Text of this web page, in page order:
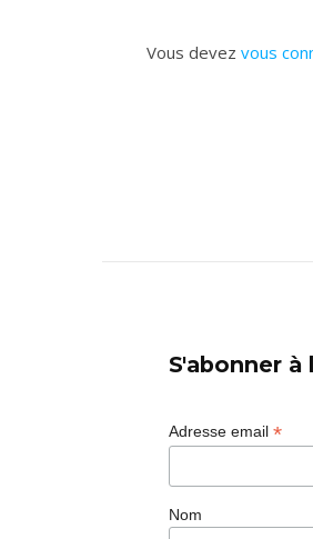
Vous devez vous
S'abonner
Adresse email *
Nom